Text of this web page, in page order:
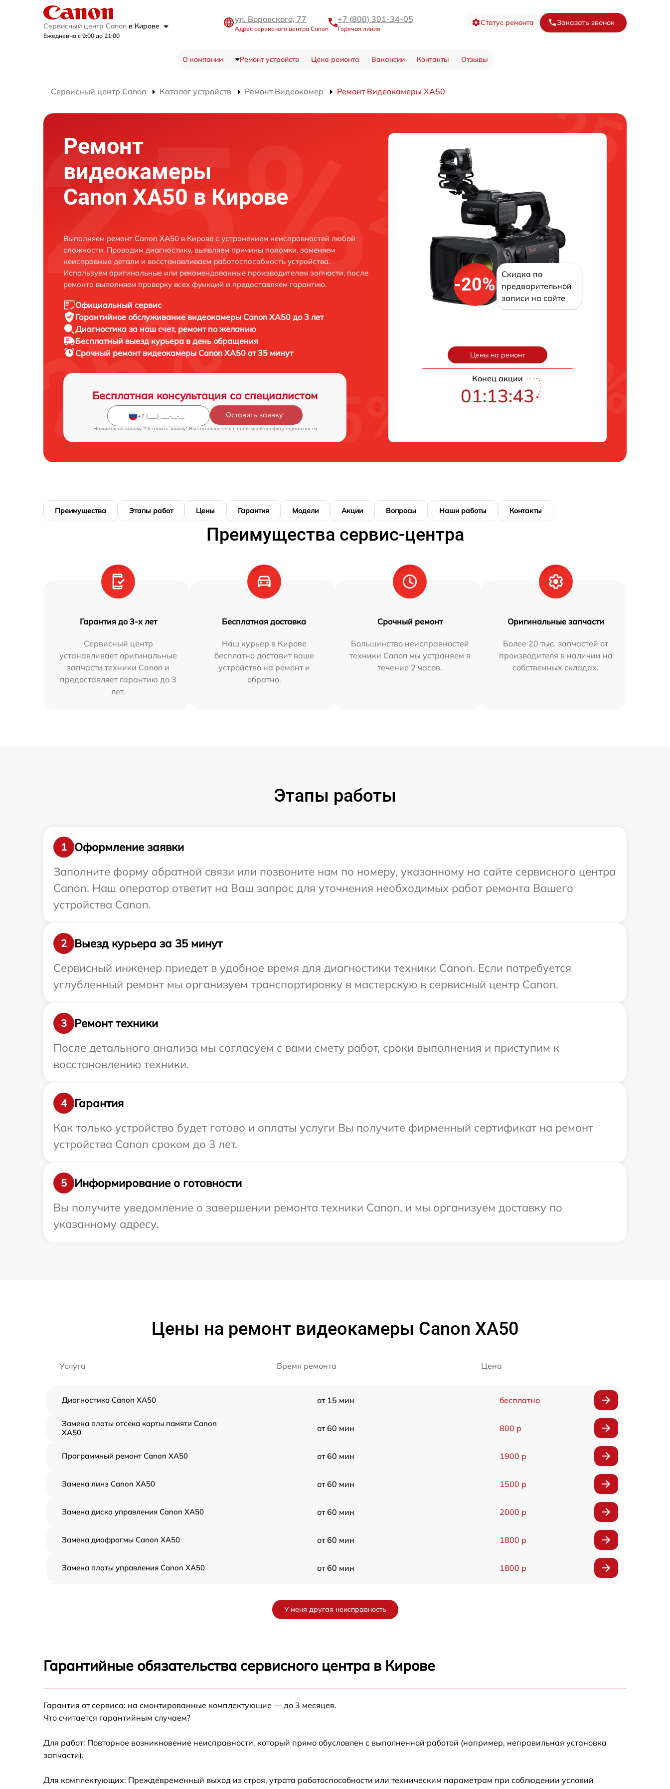
Сервисный центр Canon в Кирове
Ежедневно с 9:00 до 21:00
ул. Воровского, 77
Адрес сервисного центра Canon
+7 (800) 301-34-05
Горячая линия
Статус ремонта Заказать звонок
О компании Ремонт устройств Цена ремонта Вакансии Контакты Отзывы
Сервисный центр Canon Каталог устройств Ремонт Видеокамер Ремонт Видеокамеры XA50
Ремонт
видеокамеры
Canon XA50 в Кирове
Выполняем ремонт Canon XA50 в Кирове с устранением неисправностей любой
сложности. Проводим диагностику, выявляем причины поломки, заменяем
неисправные детали и восстанавливаем работоспособность устройства.
Используем оригинальные или рекомендованные производителем запчасти, после
ремонта выполняем проверку всех функций и предоставляем гарантию.
Официальный сервис
Гарантийное обслуживание видеокамеры Canon XA50 до 3 лет
Диагностика за наш счет, ремонт по желанию
Бесплатный выезд курьера в день обращения
Срочный ремонт видеокамеры Canon XA50 от 35 минут
Бесплатная консультация со специалистом
Оставить заявку
Нажимая на кнопку "Оставить заявку" Вы соглашаетесь c политикой конфиденциальности
-20%
Скидка по
предварительной
записи на сайте
Цены на ремонт
Конец акции
01:13:43
Преимущества Этапы работ Цены Гарантия Модели Акции Вопросы Наши работы Контакты
Преимущества сервис-центра
Гарантия до 3-х лет
Сервисный центр
устанавливает оригинальные
запчасти техники Canon и
предоставляет гарантию до 3
лет.
Бесплатная доставка
Наш курьер в Кирове
бесплатно доставит ваше
устройство на ремонт и
обратно.
Срочный ремонт
Большинство неисправностей
техники Canon мы устраняем в
течение 2 часов.
Оригинальные запчасти
Более 20 тыс. запчастей от
производителя в наличии на
собственных складах.
Этапы работы
1
Оформление заявки
Заполните форму обратной связи или позвоните нам по номеру, указанному на сайте сервисного центра
Canon. Наш оператор ответит на Ваш запрос для уточнения необходимых работ ремонта Вашего
устройства Canon.
2
Выезд курьера за 35 минут
Сервисный инженер приедет в удобное время для диагностики техники Canon. Если потребуется
углубленный ремонт мы организуем транспортировку в мастерскую в сервисный центр Canon.
3
Ремонт техники
После детального анализа мы согласуем с вами смету работ, сроки выполнения и приступим к
восстановлению техники.
4
Гарантия
Как только устройство будет готово и оплаты услуги Вы получите фирменный сертификат на ремонт
устройства Canon сроком до 3 лет.
5
Информирование о готовности
Вы получите уведомление о завершении ремонта техники Canon, и мы организуем доставку по
указанному адресу.
Цены на ремонт видеокамеры Canon XA50
Услуга Время ремонта Цена
Диагностика Canon XA50 от 15 мин бесплатно
Замена платы отсека карты памяти Canon
XA50
от 60 мин 800 р
Программный ремонт Canon XA50 от 60 мин 1900 р
Замена линз Canon XA50 от 60 мин 1500 р
Замена диска управления Canon XA50 от 60 мин 2000 р
Замена диафрагмы Canon XA50 от 60 мин 1800 р
Замена платы управления Canon XA50 от 60 мин 1800 р
Замена кнопки включения Canon XA50 от 60 мин
У меня другая неисправность
Гарантийные обязательства сервисного центра в Кирове
Гарантия от сервиса: на смонтированные комплектующие — до 3 месяцев.
Что считается гарантийным случаем?
Для работ: Повторное возникновение неисправности, который прямо обусловлен с выполненной работой (например, неправильная установка
запчасти).
Для комплектующих: Преждевременный выход из строя, утрата работоспособности или техническим параметрам при соблюдении условий